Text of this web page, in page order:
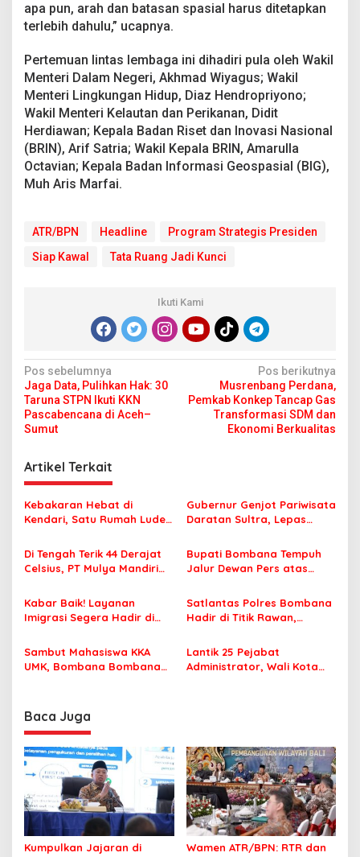
apa pun, arah dan batasan spasial harus ditetapkan
terlebih dahulu,” ucapnya.
Pertemuan lintas lembaga ini dihadiri pula oleh Wakil
Menteri Dalam Negeri, Akhmad Wiyagus; Wakil
Menteri Lingkungan Hidup, Diaz Hendropriyono;
Wakil Menteri Kelautan dan Perikanan, Didit
Herdiawan; Kepala Badan Riset dan Inovasi Nasional
(BRIN), Arif Satria; Wakil Kepala BRIN, Amarulla
Octavian; Kepala Badan Informasi Geospasial (BIG),
Muh Aris Marfai.
ATR/BPN Headline
Program Strategis Presiden
Siap Kawal
Tata Ruang Jadi Kunci
Ikuti Kami
N
a
v
g
a
s
p
o
s
Pos sebelumnya
Jaga Data, Pulihkan Hak: 30
Taruna STPN Ikuti KKN
Pascabencana di Aceh–
Sumut
Pos berikutnya
Musrenbang Perdana,
Pemkab Konkep Tancap Gas
Transformasi SDM dan
Ekonomi Berkualitas
Artikel Terkait
Kebakaran Hebat di
Kendari, Satu Rumah Ludes
Gubernur Genjot Pariwisata
Daratan Sultra, Lepas
Tiga Kabupaten Unggulan
Di Tengah Terik 44 Derajat
Celsius, PT Mulya Mandiri
Jamaah Tetap Sehat dan
Nyaman Beribadah
Bupati Bombana Tempuh
Jalur Dewan Pers atas
Korupsi Jembatan Cirauci II
Kabar Baik! Layanan
Imigrasi Segera Hadir di
Perlu Lagi ke Kendari
Satlantas Polres Bombana
Hadir di Titik Rawan,
Sekolah dengan Aman
Sambut Mahasiswa KKA
UMK, Bombana Bombana
Lantik 25 Pejabat
Administrator, Wali Kota
Baca Juga
Kumpulkan Jajaran di
Wamen ATR/BPN: RTR dan